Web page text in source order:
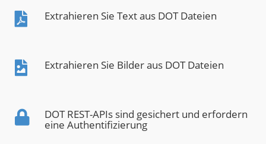
Extrahieren Sie Text aus DOT Dateien
Extrahieren Sie Bilder aus DOT Dateien
DOT REST-APIs sind gesichert und erfordern
eine Authentifizierung